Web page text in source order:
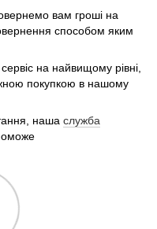
вам гроші на
способом яким
на найвищому рівні,
покупкою в нашому
наша служба